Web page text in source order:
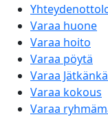
Varaa huone
Varaa hoito
Varaa pöytä
Varaa
Varaa kokous
Varaa